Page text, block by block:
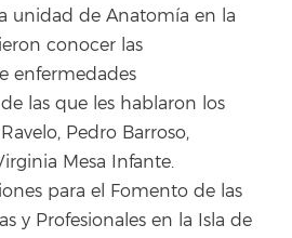
unidad de Anatomía en la
conocer las
enfermedades
las que les hablaron los
Pedro Barroso,
Mesa Infante.
para el Fomento de las
y Profesionales en la Isla de